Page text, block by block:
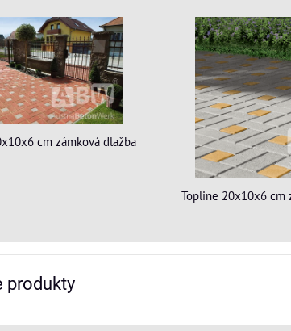
cm zámková dlažba
Topline 20x10x6 cm
produkty